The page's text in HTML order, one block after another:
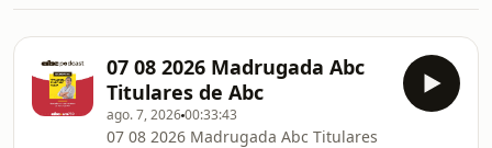
07 08 2026 Madrugada Abc
Titulares de Abc
ago. 7, 202600:33:43
07 08 2026 Madrugada Abc Titulares